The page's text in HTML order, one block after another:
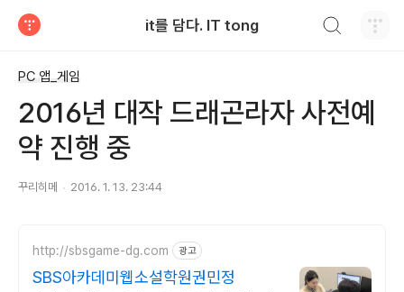
it를 담다. IT tong
PC 앱_게임
2016년 대작 드래곤라자 사전예
약 진행 중
꾸리히메 2016. 1. 13. 23:44
http://sbsgame-dg.com 광고
SBS아카데미웹소설학원권민정